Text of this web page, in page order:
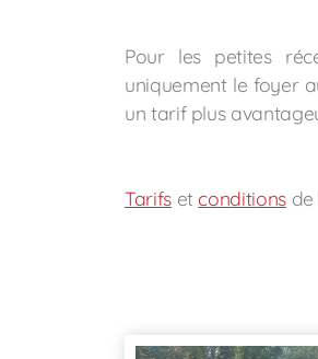
Pour les petites
uniquement le foyer
un tarif plus
Tarifsetconditionsde